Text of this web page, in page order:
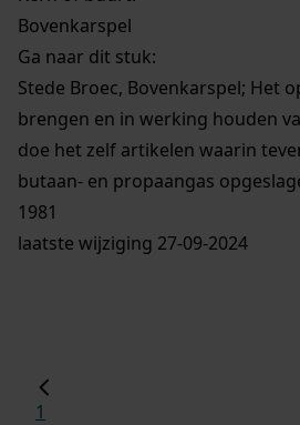
Bovenkarspel
Ga naar dit stuk:
Stede Broec, Bovenkarspel; Het
brengen en in werking houden
doe het zelf artikelen waarin
butaan- en propaangas
1981
laatste wijziging 27-09-2024
1